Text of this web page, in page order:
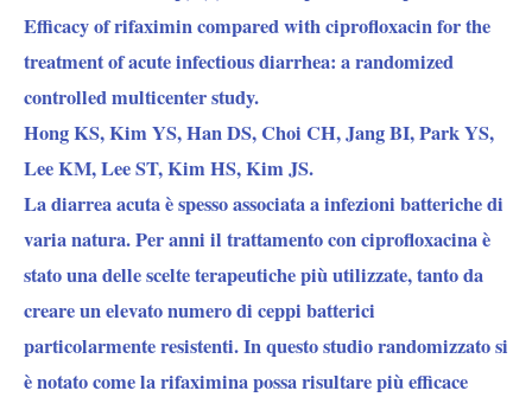
Efficacy of rifaximin compared with ciprofloxacin for the
treatment of acute infectious diarrhea: a randomized
controlled multicenter study.
Hong KS, Kim YS, Han DS, Choi CH, Jang BI, Park YS,
Lee KM, Lee ST, Kim HS, Kim JS.
La diarrea acuta è spesso associata a infezioni batteriche di
varia natura. Per anni il trattamento con ciprofloxacina è
stato una delle scelte terapeutiche più utilizzate, tanto da
creare un elevato numero di ceppi batterici
particolarmente resistenti. In questo studio randomizzato si
è notato come la rifaximina possa risultare più efficace